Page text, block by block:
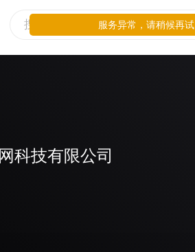
科技有限公司
服务异常，请稍候再试